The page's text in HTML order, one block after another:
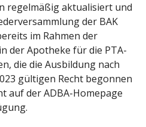
regelmäßig aktualisiert und
der BAK
im Rahmen der
der Apotheke für die PTA-
die die Ausbildung nach
gültigen Recht begonnen
auf der ADBA-Homepage